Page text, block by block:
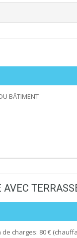
BÂTIMENT
de charges: 80 €